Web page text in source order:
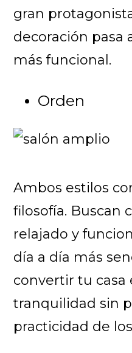
gran
decoración pasa
más funcional.
Orden
Ambos estilos
filosofía. Buscan
relajado y
día a día más
convertir tu casa
tranquilidad sin
practicidad de